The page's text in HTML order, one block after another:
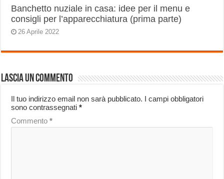
Banchetto nuziale in casa: idee per il menu e
consigli per l’apparecchiatura (prima parte)
26 Aprile 2022
Lascia un commento
Il tuo indirizzo email non sarà pubblicato. I campi obbligatori
sono contrassegnati*
Commento*